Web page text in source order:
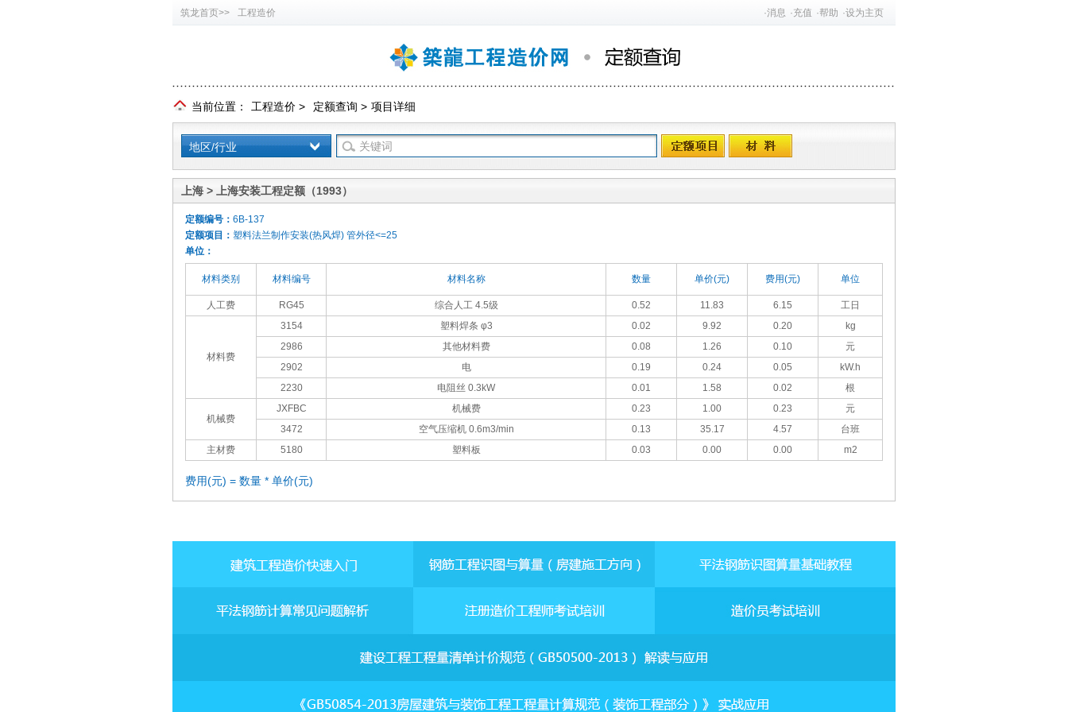
筑龙首页>> 工程造价 ·消息 ·充值 ·帮助 ·设为主页
当前位置： 工程造价 > 定额查询 > 项目详细
地区/行业
上海 > 上海安装工程定额（1993）
定额编号： 6B-137
定额项目： 塑料法兰制作安装(热风焊) 管外径<=25
单位：
材料类别 材料编号 材料名称 数量 单价(元) 费用(元) 单位
人工费 RG45 综合人工 4.5级 0.52 11.83 6.15 工日
材料费
3154 塑料焊条 φ3 0.02 9.92 0.20
kg
2986
其他材料费 0.08 1.26 0.10
元
2902
电 0.19 0.24 0.05
kW.h
2230
电阻丝 0.3kW 0.01 1.58 0.02 根
机械费
JXFBC 机械费 0.23 1.00 0.23
元
3472
空气压缩机 0.6m3/min 0.13 35.17 4.57
台班
主材费
5180 塑料板 0.03 0.00 0.00 m2
费用(元) = 数量 * 单价(元)